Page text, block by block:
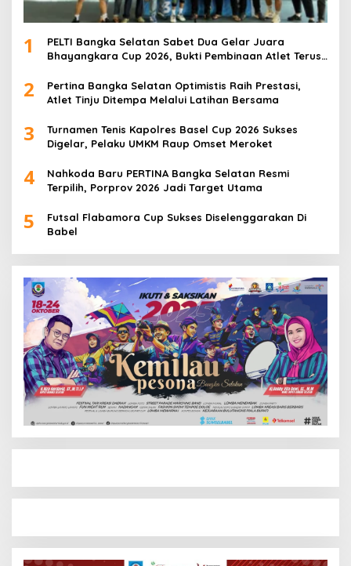
1
PELTI Bangka Selatan Sabet Dua Gelar Juara
Bhayangkara Cup 2026, Bukti Pembinaan Atlet Terus
2
Pertina Bangka Selatan Optimistis Raih Prestasi,
Atlet Tinju Ditempa Melalui Latihan Bersama
3
Turnamen Tenis Kapolres Basel Cup 2026 Sukses
Digelar, Pelaku UMKM Raup Omset Meroket
4
Nahkoda Baru PERTINA Bangka Selatan Resmi
Terpilih, Porprov 2026 Jadi Target Utama
5
Futsal Flabamora Cup Sukses Diselenggarakan Di
Babel